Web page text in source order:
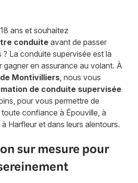
ans et souhaitez
conduiteavant de passer
? La conduite supervisée est la
gagner en assurance au volant. À
Montivilliers, nous vous
de conduite supervisée
pour vous permettre de
confiance à Épouville, à
Harfleur et dans leurs alentours.
sur mesure pour